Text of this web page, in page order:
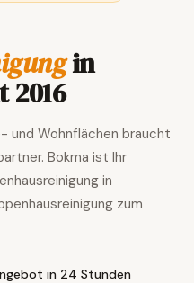
in
und Wohnflächen braucht
Bokma ist Ihr
in
zum
in 24 Stunden